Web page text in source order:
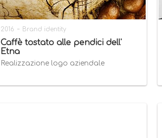
2016 - Brand identity
Caffè tostato alle pendici dell'
Etna
Realizzazione logo aziendale